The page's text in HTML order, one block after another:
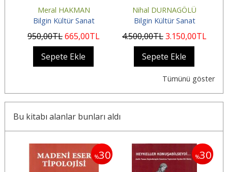
Meral HAKMAN
Bilgin Kültür Sanat
950,00TL665,00TL
Sepete Ekle
Nihal DURNAGÖLÜ
Bilgin Kültür Sanat
4.500,00TL3.150,00TL
Sepete Ekle
Tümünü göster
Bu kitabı alanlar bunları aldı
%30 %30